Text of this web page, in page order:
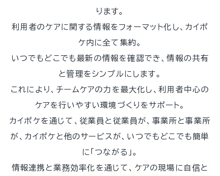
ります。
利用者のケアに関する情報をフォーマット化し、カイポ
ケ内に全て集約。
いつでもどこでも最新の情報を確認でき、情報の共有
と管理をシンプルにします。
これにより、チームケアの力を最大化し、利用者中心の
ケアを行いやすい環境づくりをサポート。
カイポケを通じて、従業員と従業員が、事業所と事業所
が、カイポケと他のサービスが、いつでもどこでも簡単
に「つながる」。
情報連携と業務効率化を通じて、ケアの現場に自信と